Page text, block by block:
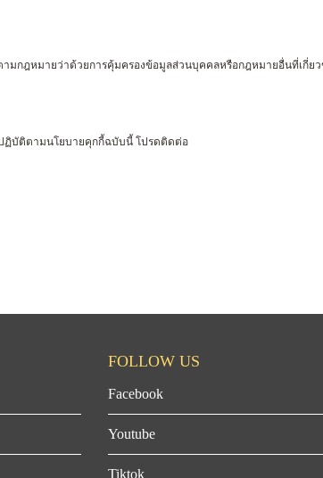
กฎหมายว่าด้วยการคุ้มครองข้อมูลส่วนบุคคลหรือกฎหมายอื่นที่เกี่ย
ปฏิบัติตามนโยบายคุกกี้ฉบับนี้ โปรดติดต่อ
FOLLOW US
Facebook
Youtube
Tiktok